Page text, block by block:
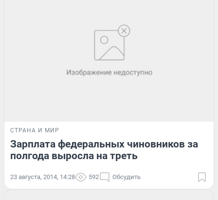
СТРАНА И МИР
Зарплата федеральных чиновников за
полгода выросла на треть
23 августа, 2014, 14:28 592 Обсудить